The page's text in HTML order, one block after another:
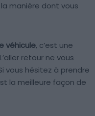
manière dont vous
véhicule, c’est une
retour ne vous
vous hésitez à prendre
la meilleure façon de